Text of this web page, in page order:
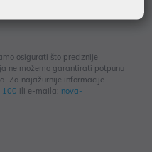
osigurati što preciznije
ne možemo garantirati potpunu
Za najažurnije informacije
100 ili e-maila: nova-